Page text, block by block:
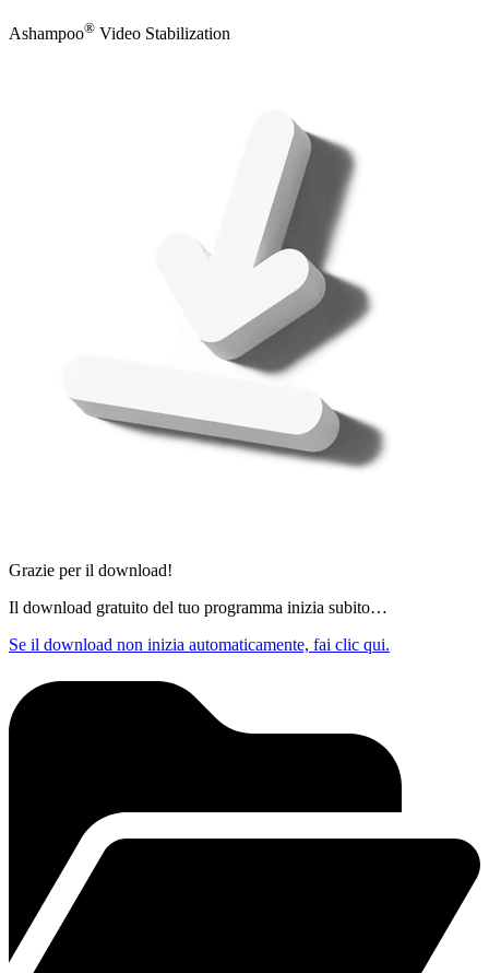
Ashampoo® Video Stabilization
Grazie per il download!
Il download gratuito del tuo programma inizia subito…
Se il download non inizia automaticamente, fai clic qui.